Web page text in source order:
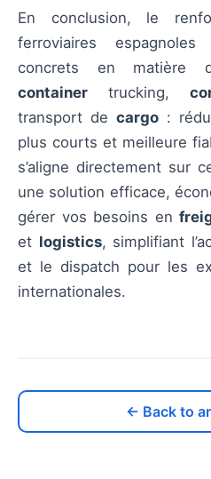
En conclusion, le
ferroviaires
concrets en
container trucking,
transport de cargo :
plus courts et meilleure
s’aligne directement sur
une solution efficace,
gérer vos besoins en
et logistics, simplifiant
et le dispatch pour les
internationales.
← Back to